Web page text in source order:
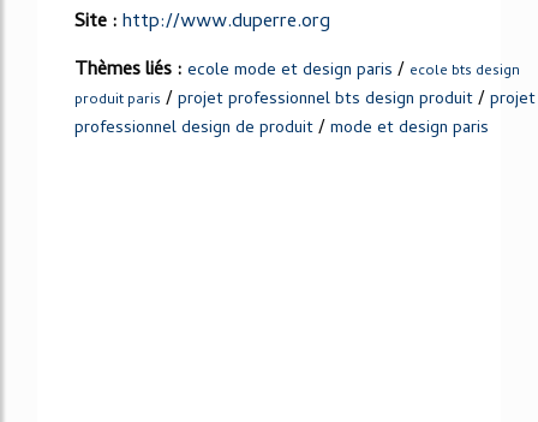
Site :http://www.duperre.org
Thèmes liés : ecole mode et design paris / ecole bts design
produit paris /projet professionnel bts design produit/projet
professionnel design de produit/mode et design paris